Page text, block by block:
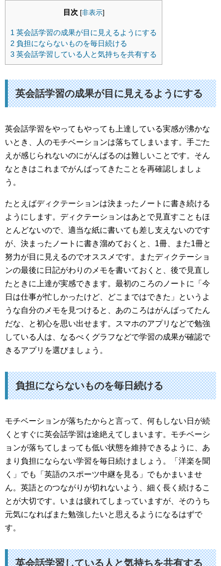
目次 [非表示]
1 英会話学習の成果が目に見えるようにする
2 負担にならないものを毎日続ける
3 英会話学習している人と気持ちを共有する
英会話学習の成果が目に見えるようにする
英会話学習をやってもやっても上達している実感が沸かな
いとき、人のモチベーションは落ちてしまいます。手ごた
えが感じられないのにがんばるのは難しいことです。そん
なときはこれまでがんばってきたことを再確認しましょ
う。
たとえばディクテーションは決まったノートに書き続ける
ようにします。ディクテーションはあとで見直すこともほ
とんどないので、適当な紙に書いても差し支えないのです
が、決まったノートに書き溜めておくと、1冊、また1冊と
努力が目に見えるのでオススメです。またディクテーショ
ンの最後に日記がわりのメモを書いておくと、後で見直し
たときに上達が実感できます。最初のころのノートに「今
日は仕事が忙しかったけど、どこまではできた」というよ
うな自分のメモを見つけると、あのころはがんばってたん
だな、と初心を思い出せます。スマホのアプリなどで勉強
している人は、なるべくグラフなどで学習の成果が確認で
きるアプリを選びましょう。
負担にならないものを毎日続ける
モチベーションが落ちたからと言って、何もしない日が続
くとすぐに英会話学習は途絶えてしまいます。モチベーシ
ョンが落ちてしまっても低い状態を維持できるように、あ
まり負担にならない学習を毎日続けましょう。「洋楽を聞
く」でも「英語のスポーツ中継を見る」でもかまいませ
ん。英語とのつながりが切れないよう、細く長く続けるこ
とが大切です。いまは疲れてしまっていますが、そのうち
元気になればまた勉強したいと思えるようになるはずで
す。
英会話学習している人と気持ちを共有する